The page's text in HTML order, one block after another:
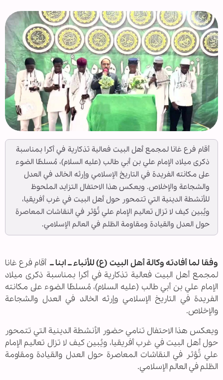
أقام فرع غانا لمجمع أهل البيت فعالية تذكارية في أكرا بمناسبة
ذكرى ميلاد الإمام علي بن أبي طالب (عليه السلام)، مُسلطًا الضوء
على مكانته الفريدة في التاريخ الإسلامي وإرثه الخالد في العدل
والشجاعة والإخلاص. ويعكس هذا الاحتفال التزايد الملحوظ
للأنشطة الدينية التي تتمحور حول أهل البيت في غرب أفريقيا،
ويُبين كيف لا تزال تعاليم الإمام علي تُؤثر في النقاشات المعاصرة
حول العدل والقيادة ومقاومة الظلم في العالم الإسلامي.
وفقا لما أفادته وكالة أهل البيت (ع) للأنباء ــ ابنا ــأقام فرع غانا
لمجمع أهل البيت فعالية تذكارية في أكرا بمناسبة ذكرى ميلاد
الإمام علي بن أبي طالب (عليه السلام)، مُسلطًا الضوء على مكانته
الفريدة في التاريخ الإسلامي وإرثه الخالد في العدل والشجاعة
والإخلاص.
ويعكس هذا الاحتفال تنامي حضور الأنشطة الدينية التي تتمحور
حول أهل البيت في غرب أفريقيا، ويُبين كيف لا تزال تعاليم الإمام
علي تُؤثر في النقاشات المعاصرة حول العدل والقيادة ومقاومة
الظلم في العالم الإسلامي.